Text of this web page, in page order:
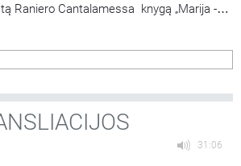
Raniero Cantalamessa knygą „Marija -
skaito kunigas Nerijus Pipiras.
31:06